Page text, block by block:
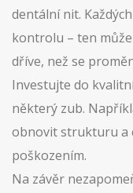
dentální nit.
kontrolu – ten
dříve, než se
Investujte do
některý zub.
obnovit strukturu a
poškozením.
Na závěr